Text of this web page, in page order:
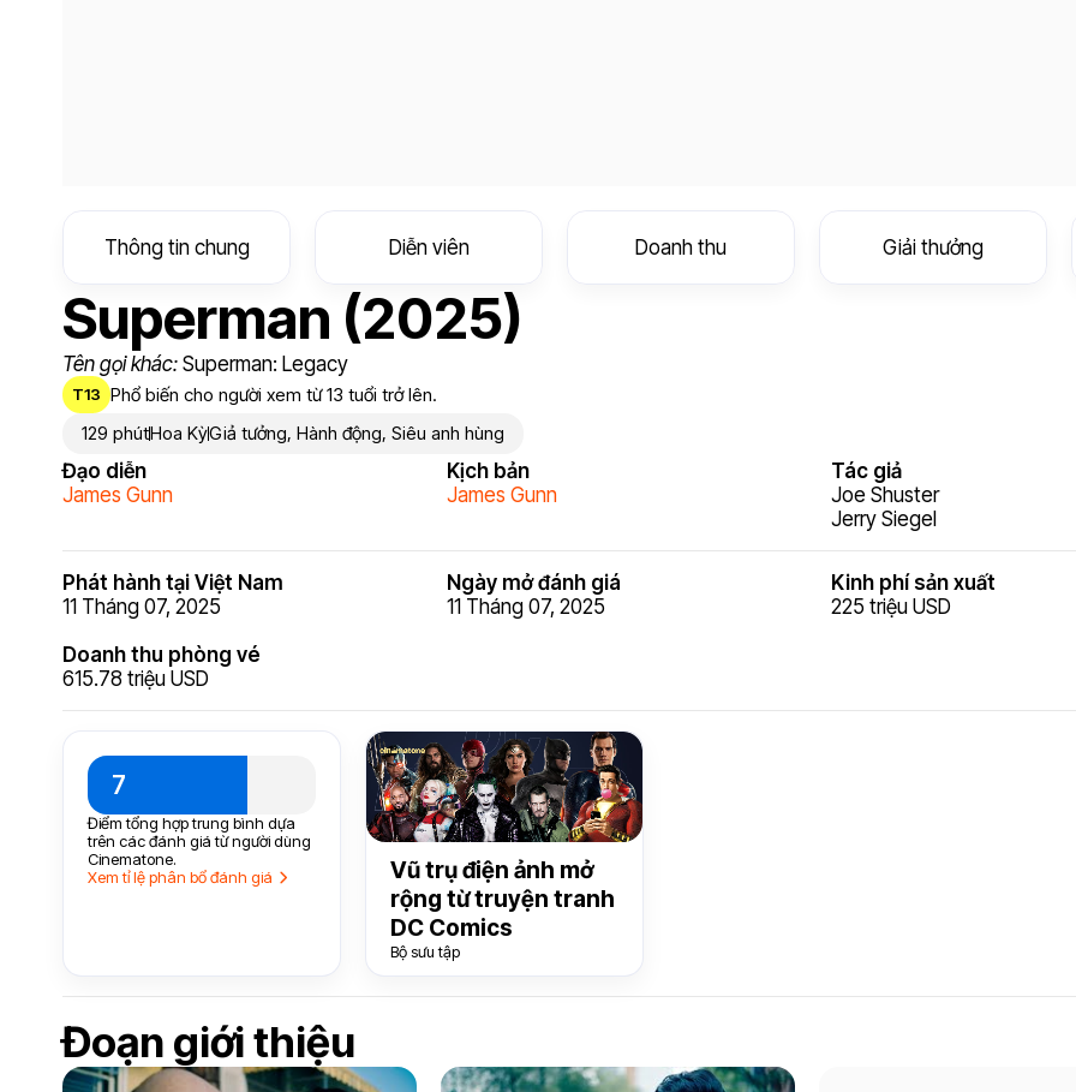
Thông tin chung Diễn viên Doanh thu Giải thưởng
Superman (2025)
Tên gọi khác: Superman: Legacy
T13 Phổ biến cho người xem từ 13 tuổi trở lên.
129 phútHoa KỳGiả tưởng, Hành động, Siêu anh hùng
Đạo diễn
James Gunn
Kịch bản
James Gunn
Tác giả
Joe Shuster
Jerry Siegel
Phát hành tại Việt Nam
11 Tháng 07, 2025
Ngày mở đánh giá
11 Tháng 07, 2025
Kinh phí sản xuất
225 triệu USD
Doanh thu phòng vé
615.78 triệu USD
7
Điểm tổng hợp trung bình dựa
trên các đánh giá từ người dùng
Cinematone.
Xem tỉ lệ phân bổ đánh giá
Vũ trụ điện ảnh mở
rộng từ truyện tranh
DC Comics
Bộ sưu tập
Đoạn giới thiệu